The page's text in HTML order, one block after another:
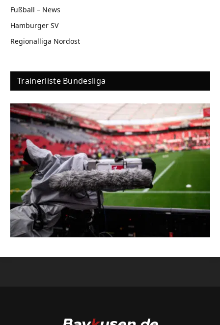
Fußball – News
Hamburger SV
Regionalliga Nordost
Trainerliste Bundesliga